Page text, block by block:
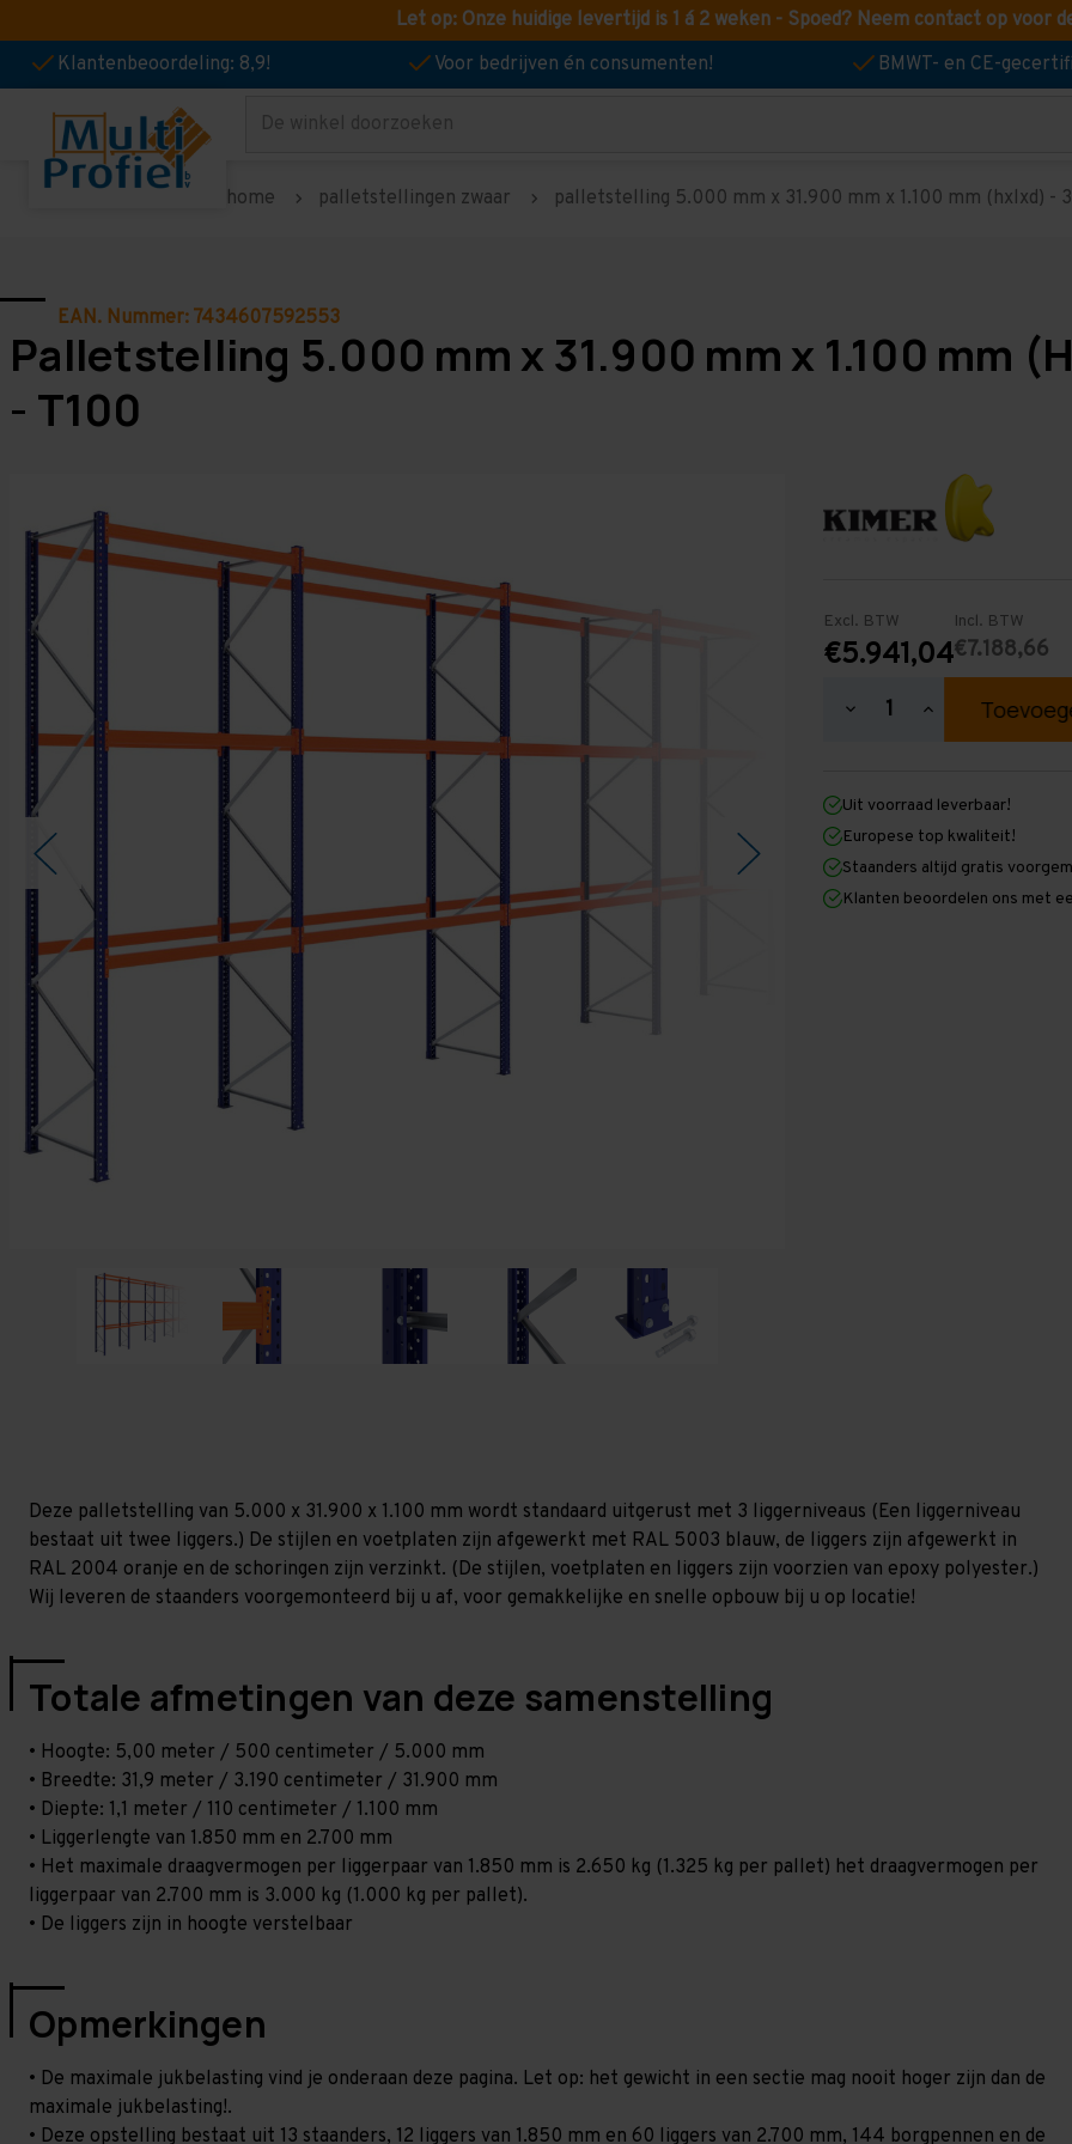
Let op: Onze huidige levertijd is 1 á 2 weken - Spoed? Neem contact op voor
Klantenbeoordeling: 8,9!
Voor bedrijven én consumenten! BMWT- en CE-
Zoeken
home palletstellingen zwaar palletstelling 5.000 mm x 31.900 mm x 1.100 mm (hxlxd) -
EAN. Nummer: 7434607592553
Palletstelling 5.000 mm x 31.900 mm x 1.100 mm
- T100
Excl. BTW
€5.941,04
Incl. BTW
€7.188,66
Hoeveelheid
5.000
mm
x
31.900
mm
x
1.100
Hoeveelheid
verhogen
5.000
mm
x
31.900
mm
x
1.100
Uit voorraad leverbaar!
Europese top kwaliteit!
Staanders altijd gratis
Klanten beoordelen ons met
Deze palletstelling van 5.000 x 31.900 x 1.100 mm wordt standaard uitgerust met 3 liggerniveaus (Een liggerniveau
bestaat uit twee liggers.) De stijlen en voetplaten zijn afgewerkt met RAL 5003 blauw, de liggers zijn afgewerkt in
RAL 2004 oranje en de schoringen zijn verzinkt. (De stijlen, voetplaten en liggers zijn voorzien van epoxy polyester.)
Wij leveren de staanders voorgemonteerd bij u af, voor gemakkelijke en snelle opbouw bij u op locatie!
Totale afmetingen van deze samenstelling
• Hoogte: 5,00 meter / 500 centimeter / 5.000 mm
• Breedte: 31,9 meter / 3.190 centimeter / 31.900 mm
• Diepte: 1,1 meter / 110 centimeter / 1.100 mm
• Liggerlengte van 1.850 mm en 2.700 mm
• Het maximale draagvermogen per liggerpaar van 1.850 mm is 2.650 kg (1.325 kg per pallet) het draagvermogen per
liggerpaar van 2.700 mm is 3.000 kg (1.000 kg per pallet).
• De liggers zijn in hoogte verstelbaar
Opmerkingen
• De maximale jukbelasting vind je onderaan deze pagina. Let op: het gewicht in een sectie mag nooit hoger zijn dan de
maximale jukbelasting!.
• Deze opstelling bestaat uit 13 staanders, 12 liggers van 1.850 mm en 60 liggers van 2.700 mm, 144 borgpennen en de